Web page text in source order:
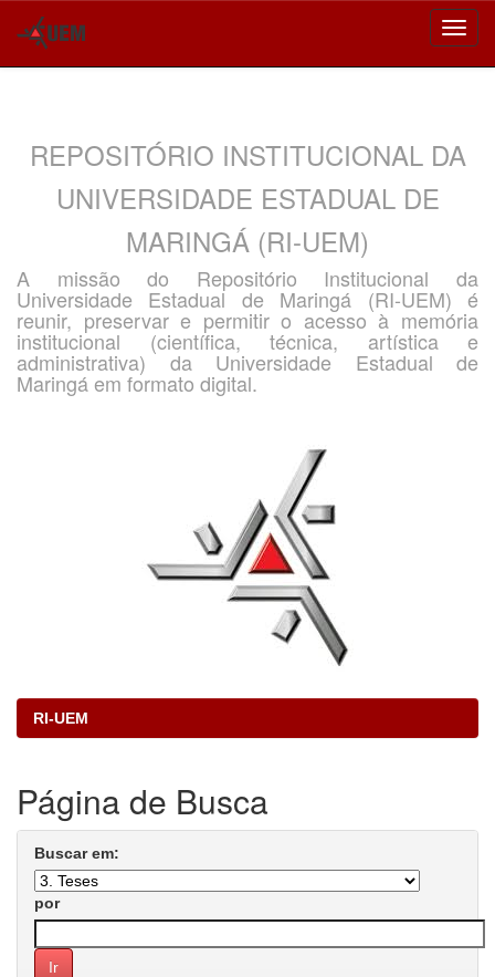
REPOSITÓRIO INSTITUCIONAL DA
UNIVERSIDADE ESTADUAL DE
MARINGÁ (RI-UEM)
A missão do Repositório Institucional da
Universidade Estadual de Maringá (RI-UEM) é
reunir, preservar e permitir o acesso à memória
institucional (científica, técnica, artística e
administrativa) da Universidade Estadual de
Maringá em formato digital.
RI-UEM
Página de Busca
Buscar em:
por